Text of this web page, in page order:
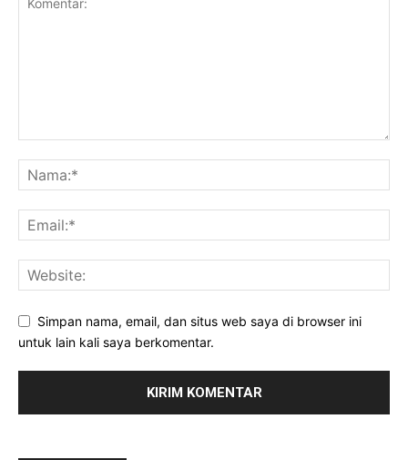
Simpan nama, email, dan situs web saya di browser ini
untuk lain kali saya berkomentar.